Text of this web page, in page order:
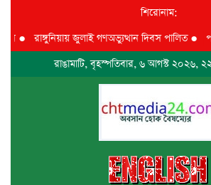
শিরোনাম:
রাঙ্গুনিয়ায় জুলাই গণঅভ্যুত্থান দিবস পালিত●
রাঙামাটি, বৃহস্পতিবার, ৬ আগস্ট ২০২৬,